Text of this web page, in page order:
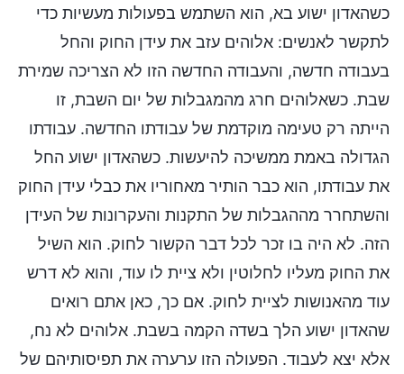
כשהאדון ישוע בא, הוא השתמש בפעולות מעשיות כדי
לתקשר לאנשים: אלוהים עזב את עידן החוק והחל
בעבודה חדשה, והעבודה החדשה הזו לא הצריכה שמירת
שבת. כשאלוהים חרג מהמגבלות של יום השבת, זו
הייתה רק טעימה מוקדמת של עבודתו החדשה. עבודתו
הגדולה באמת ממשיכה להיעשות. כשהאדון ישוע החל
את עבודתו, הוא כבר הותיר מאחוריו את כבלי עידן החוק
והשתחרר מההגבלות של התקנות והעקרונות של העידן
הזה. לא היה בו זכר לכל דבר הקשור לחוק. הוא השיל
את החוק מעליו לחלוטין ולא ציית לו עוד, והוא לא דרש
עוד מהאנושות לציית לחוק. אם כך, כאן אתם רואים
שהאדון ישוע הלך בשדה הקמה בשבת. אלוהים לא נח,
אלא יצא לעבוד. הפעולה הזו ערערה את תפיסותיהם של